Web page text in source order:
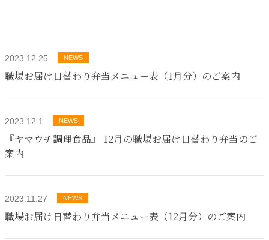
2023.12.25 NEWS
職場お届け日替わり弁当メニュー表（1月分）のご案内
2023.12.1 NEWS
『ヤマウチ調理食品』 12月の職場お届け日替わり弁当のご
案内
2023.11.27 NEWS
職場お届け日替わり弁当メニュー表（12月分）のご案内